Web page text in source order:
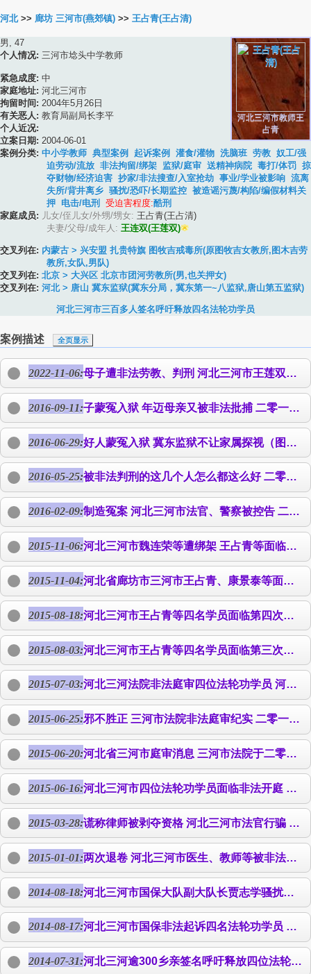
河北>> 廊坊 三河市(燕郊镇) >> 王占青(王占清)
河北三河市教师王
占青
男, 47
个人情况: 三河市埝头中学教师
紧急成度: 中
家庭地址: 河北三河市
拘留时间: 2004年5月26日
有关恶人: 教育局副局长李平
个人近况:
立案日期: 2004-06-01
案例分类: 中小学教师 典型案例 起诉案例 灌食/灌物 洗脑班 劳教 奴工/强
迫劳动/流放 非法拘留/绑架 监狱/庭审 送精神病院 毒打/体罚 掠
夺财物/经济迫害 抄家/非法搜查/入室抢劫 事业/学业被影响 流离
失所/背井离乡 骚扰/恐吓/长期监控 被造谣污蔑/构陷/编假材料关
押
电击/电刑 受迫害程度:酷刑
家庭成员: 儿女/侄儿女/外甥/甥女: 王占青(王占清)
夫妻/父母/成年人: 王连双(王莲双)
交叉列在: 内蒙古 > 兴安盟 扎贵特旗 图牧吉戒毒所(原图牧吉女教所,图木吉劳
教所,女队,男队)
交叉列在: 北京 > 大兴区 北京市团河劳教所(男,也关押女)
交叉列在: 河北 > 唐山 冀东监狱(冀东分局，冀东第一~八监狱,唐山第五监狱)
河北三河市三百多人签名呼吁释放四名法轮功学员
案例描述 全页显示
2022-11-06:母子遭非法劳教、判刑 河北三河市王莲双含冤离世 二十多年来，河北三河市善良的老人王莲双与家人，由于坚持按照“真、善、忍”法轮大法修心向善，遭受了非常严重的迫害。她曾经多次被非法拘禁在镇政府、派出所、看守所和洗脑班，被辱骂、殴打等，被非法劳教一年，被枉法冤判一年。王莲双的大儿子
2016-09-11:子蒙冤入狱 年迈母亲又被非法批捕 二零一六年八月二十二日晚十一点左右，河北三河市国保大队副大队长贾志学伙同杨庄镇派出所所长商伟，带领十来个便衣和八九个人穿警服的人，翻墙闯进了今年六十五岁的王莲双的家中，没有出示搜查证等法律证件，就不容分说，就像土匪一样把九个房间翻的乱七八糟，抢走了王莲双的大法书籍、真相小册子、四千多元真相币等私人物品。 儿子王东青和妻子闻讯赶来之后，抗议阻拦警察非法抓捕老人，
2016-06-29:好人蒙冤入狱 冀东监狱不让家属探视（图） 河北三河市法轮功学员
2016-05-25:被非法判刑的这几个人怎么都这么好 二零一六年五月十三日上午九点，河北廊坊市中级法院委托三河市法院对法轮功学员
2016-02-09:制造冤案 河北三河市法官、警察被控告 二零一六年二月四日下午五点多，法轮功学员
2015-11-06:河北三河市魏连荣等遭绑架 王占青等面临非法庭审 2015年11月2日下午，河北省三河市多名法轮功学员，在法轮功学员魏连荣家学法，被泃阳镇派出所等警察绑架。目前，得知被绑架的法轮功学员有魏连荣、郑常立、姜桂玲、肖立华、丁海荣、李淑珍等，至少六人。据知情人说，警察把这些法轮功学员劫持到段甲岭镇非法拘禁。第二天，家属去要人，说七号放人。 三河市法轮功学员
2015-11-04:河北省廊坊市三河市王占青、康景泰等面临非法开庭 11月2日，河北省三河市法院宣布将于11月5日上午九点开庭，估计是对
2015-08-18:河北三河市王占青等四名学员面临第四次非法庭审 河北三河市
2015-08-03:河北三河市王占青等四名学员面临第三次非法庭审 河北三河市
2015-07-03:河北三河法院非法庭审四位法轮功学员 河北省三河市法院于二零一五年六月十九日上午九点半对法轮功学员
2015-06-25:邪不胜正 三河市法院非法庭审纪实 二零一五年六月十九日，三河市法院对
2015-06-20:河北省三河市庭审消息 三河市法院于二零一五年六月十九日上午九点半，对
2015-06-16:河北三河市四位法轮功学员面临非法开庭 在三河市610头目国立臣、综治办头目周青施压下，三河市法院欲于二零一五年六月十九日上午九点半，对
2015-03-28:谎称律师被剥夺资格 河北三河市法官行骗 河北三河市四位法轮功学员
2015-01-01:两次退卷 河北三河市医生、教师等被非法起诉 二零一四年十二月十九日，河北三河市检察院，在三河市610的压力下，将构陷法轮功学员马维山、康景泰、
2014-08-18:河北三河市国保大队副大队长贾志学骚扰法轮功学员家属 在律师等方方面面的压力下，八月七日，河北三河市国保将非法查抄的，7200元钱、银行卡、汽车及证件、多部手机等大部份私人物品退回。贾志学还追问
2014-08-17:河北三河市国保非法起诉四名法轮功学员 河北三河市四位法轮功学员马维山、康景泰、文杰、
2014-07-31:河北三河逾300乡亲签名呼吁释放四位法轮功学员 法轮功学员康景泰、